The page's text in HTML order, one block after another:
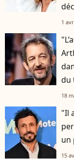
1
du
18
"Il
un
15